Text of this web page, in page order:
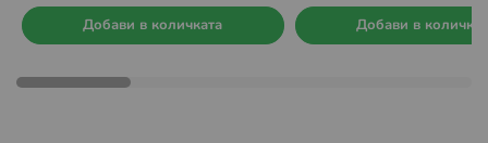
Добави в количката
Добави в